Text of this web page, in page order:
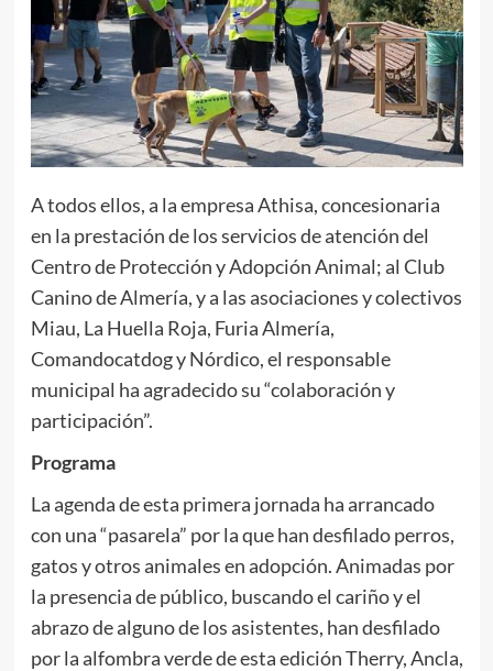
A todos ellos, a la empresa Athisa, concesionaria
en la prestación de los servicios de atención del
Centro de Protección y Adopción Animal; al Club
Canino de Almería, y a las asociaciones y colectivos
Miau, La Huella Roja, Furia Almería,
Comandocatdog y Nórdico, el responsable
municipal ha agradecido su “colaboración y
participación”.
Programa
La agenda de esta primera jornada ha arrancado
con una “pasarela” por la que han desfilado perros,
gatos y otros animales en adopción. Animadas por
la presencia de público, buscando el cariño y el
abrazo de alguno de los asistentes, han desfilado
por la alfombra verde de esta edición Therry, Ancla,